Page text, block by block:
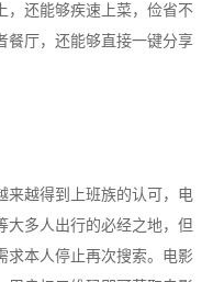
，还能够疾速上菜，俭省不
餐厅，还能够直接一键分享
越得到上班族的认可，电
大多人出行的必经之地，但
求本人停止再次搜索。电影